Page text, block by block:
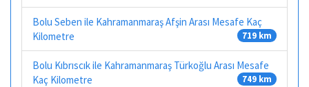
Bolu Seben ile Kahramanmaraş Afşin Arası Mesafe Kaç
Kilometre
719 km
Bolu Kıbrıscık ile Kahramanmaraş Türkoğlu Arası Mesafe
Kaç Kilometre
749 km